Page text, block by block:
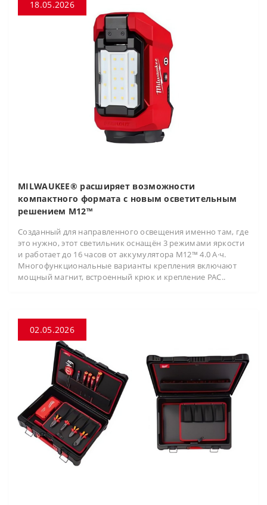
18.05.2026
MILWAUKEE® расширяет возможности
компактного формата с новым осветительным
решением M12™
Созданный для направленного освещения именно там, где
это нужно, этот светильник оснащён 3 режимами яркости
и работает до 16 часов от аккумулятора M12™ 4.0 А·ч.
Многофункциональные варианты крепления включают
мощный магнит, встроенный крюк и крепление PAC..
02.05.2026